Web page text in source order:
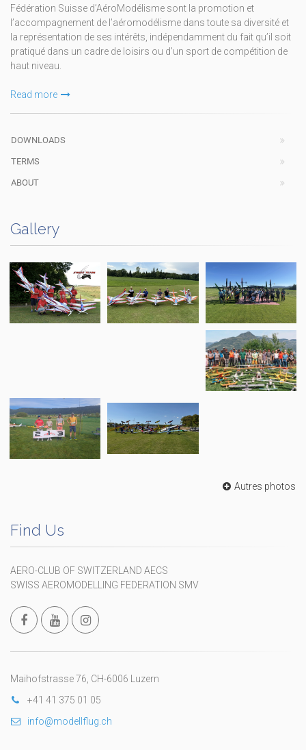
Fédération Suisse d’AéroModélisme sont la promotion et
l’accompagnement de l’aéromodélisme dans toute sa diversité et
la représentation de ses intérêts, indépendamment du fait qu’il soit
pratiqué dans un cadre de loisirs ou d’un sport de compétition de
haut niveau.
Read more
DOWNLOADS
TERMS
ABOUT
Gallery
Autres photos
Find Us
AERO-CLUB OF SWITZERLAND AECS
SWISS AEROMODELLING FEDERATION SMV
Maihofstrasse 76, CH-6006 Luzern
+41 41 375 01 05
info@modellflug.ch